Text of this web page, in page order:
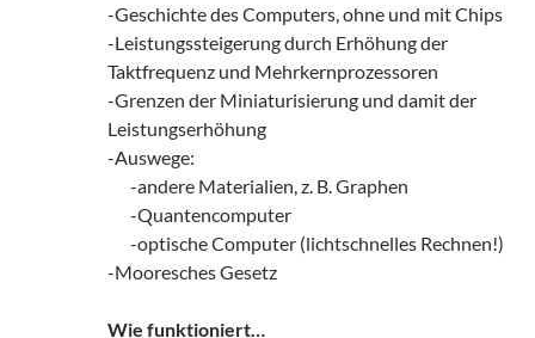
-Geschichte des Computers, ohne und mit Chips
-Leistungssteigerung durch Erhöhung der
Taktfrequenz und Mehrkernprozessoren
-Grenzen der Miniaturisierung und damit der
Leistungserhöhung
-Auswege:
-andere Materialien, z. B. Graphen
-Quantencomputer
-optische Computer (lichtschnelles Rechnen!)
-Mooresches Gesetz
Wie funktioniert…